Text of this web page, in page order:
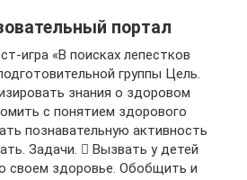
портал
игра «В поисках лепестков
группы Цель.
знания о здоровом
с понятием здорового
познавательную активность
Задачи.  Вызвать у детей
своем здоровье. Обобщить и